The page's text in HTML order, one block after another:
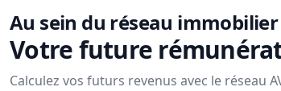
Au sein du réseau
Votre future
Calculez vos futurs revenus avec le réseau